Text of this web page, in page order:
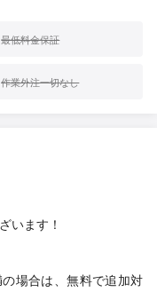
最低料金保証
作業外注一切なし
います！
場合は、無料で追加対